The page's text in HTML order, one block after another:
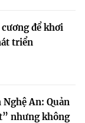
để khơi
triển
An: Quản
nhưng không